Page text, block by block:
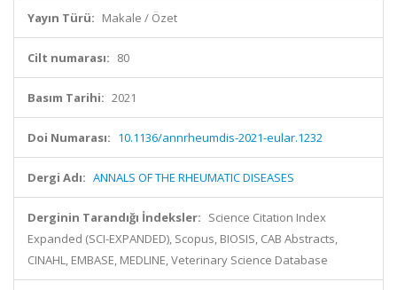
Yayın Türü: Makale / Özet
Cilt numarası: 80
Basım Tarihi: 2021
Doi Numarası: 10.1136/annrheumdis-2021-eular.1232
Dergi Adı: ANNALS OF THE RHEUMATIC DISEASES
Derginin Tarandığı İndeksler: Science Citation Index
Expanded (SCI-EXPANDED), Scopus, BIOSIS, CAB Abstracts,
CINAHL, EMBASE, MEDLINE, Veterinary Science Database